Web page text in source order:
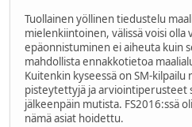
Tuollainen yöllinen tiedustelu
mielenkiintoinen, välissä voisi olla
epäonnistuminen ei aiheuta kuin
mahdollista ennakkotietoa
Kuitenkin kyseessä on SM-
pisteytettyjä ja arviointiperusteet
jälkeenpäin mutista. FS2016:ssä
nämä asiat hoidettu.